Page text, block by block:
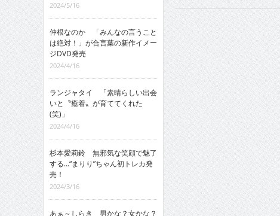
2024/5/16
仲根なのか 「みんなの言うこと
は絶対！」が合言葉の新作イメー
ジDVD発売
2024/4/16
ランジャタイ 「素晴らしい出会
いと〝癒着〟が育ててくれた
(笑)」
2024/4/16
杉本愛莉鈴 無邪気な笑顔で魅了
する…“まりり”ちゃん初トレカ発
売！
2024/3/16
あぁ～しらき 男かな？女かな？